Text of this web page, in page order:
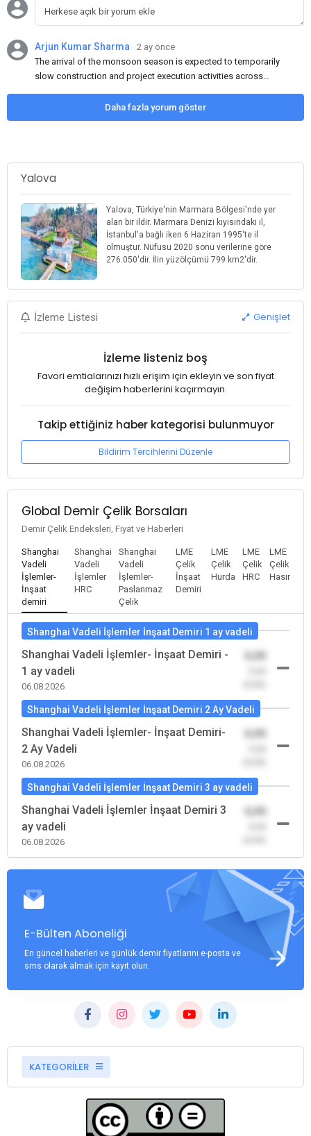
Arjun Kumar Sharma
2 ay önce
The arrival of the monsoon season is expected to temporarily
slow construction and project execution activities across
demand for flat steel products. Demand from infrastructure
development, roofing applications, industrial manufacturing,
rainfall.
Daha fazla yorum göster
Yalova
Yalova, Türkiye'nin Marmara Bölgesi'nde yer
alan bir ildir. Marmara Denizi kıyısındaki il,
İstanbul'a bağlı iken 6 Haziran 1995'te il
olmuştur. Nüfusu 2020 sonu verilerine göre
276.050'dir. İlin yüzölçümü 799 km2'dir.
İzleme Listesi Genişlet
İzleme listeniz boş
Favori emtialarınızı hızlı erişim için ekleyin ve son fiyat
değişim haberlerini kaçırmayın.
Takip ettiğiniz haber kategorisi bulunmuyor
Bildirim Tercihlerini Düzenle
Global Demir Çelik Borsaları
Demir Çelik Endeksleri, Fiyat ve Haberleri
Shanghai
Vadeli
İşlemler-
İnşaat
demiri
Shanghai
Vadeli
İşlemler
HRC
Shanghai
Vadeli
İşlemler-
Paslanmaz
Çelik
LME
Çelik
İnşaat
Demiri
LME
Çelik
Hurda
LME
Çelik
HRC
LME
Çelik
Hasır
Shanghai Vadeli İşlemler İnşaat Demiri 1 ay vadeli
Shanghai Vadeli İşlemler- İnşaat Demiri -
1 ay vadeli
06.08.2026
0,00
Shanghai Vadeli İşlemler İnşaat Demiri 2 Ay Vadeli
Shanghai Vadeli İşlemler- İnşaat Demiri-
2 Ay Vadeli
06.08.2026
0,00
Shanghai Vadeli İşlemler İnşaat Demiri 3 ay vadeli
Shanghai Vadeli İşlemler İnşaat Demiri 3
ay vadeli
06.08.2026
0,00
E-Bülten Aboneliği
En güncel haberleri ve günlük demir fiyatlarını e-posta ve
sms olarak almak için kayıt olun.
KATEGORİLER